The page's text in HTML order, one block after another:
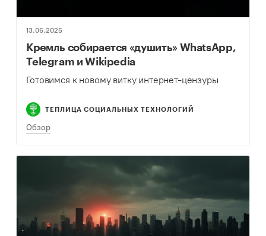
13.06.2025
Кремль собирается «душить» WhatsApp,
Telegram и Wikipedia
Готовимся к новому витку интернет-цензуры
ТЕПЛИЦА СОЦИАЛЬНЫХ ТЕХНОЛОГИЙ
Обзор